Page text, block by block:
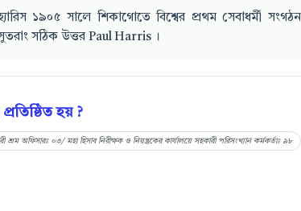
১৯০৫ সালে শিকাগোতে বিশ্বের প্রথম সেবাধর্মী সংগঠন
সুতরাং সঠিক উত্তর Paul Harris ।
হয় ?
অফিসারঃ ০৩/ মহা হিসাব নিরীক্ষক ও নিয়ন্ত্রকের কার্যালয়ে সহকারী পরিসংখ্যান কর্মকর্তাঃ ৯৮